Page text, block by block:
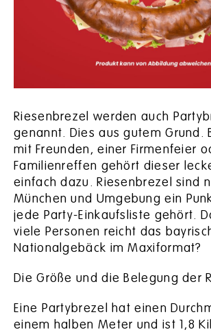
Riesenbrezel werden auch
genannt. Dies aus gutem Grund.
mit Freunden, einer Firmenfeier
Familienreffen gehört dieser
einfach dazu. Riesenbrezel sind
München und Umgebung ein
jede Party-Einkaufsliste gehört.
viele Personen reicht das
Nationalgebäck im Maxiformat?
Die Größe und die Belegung der
Eine Partybrezel hat einen
einem halben Meter und ist 1,8